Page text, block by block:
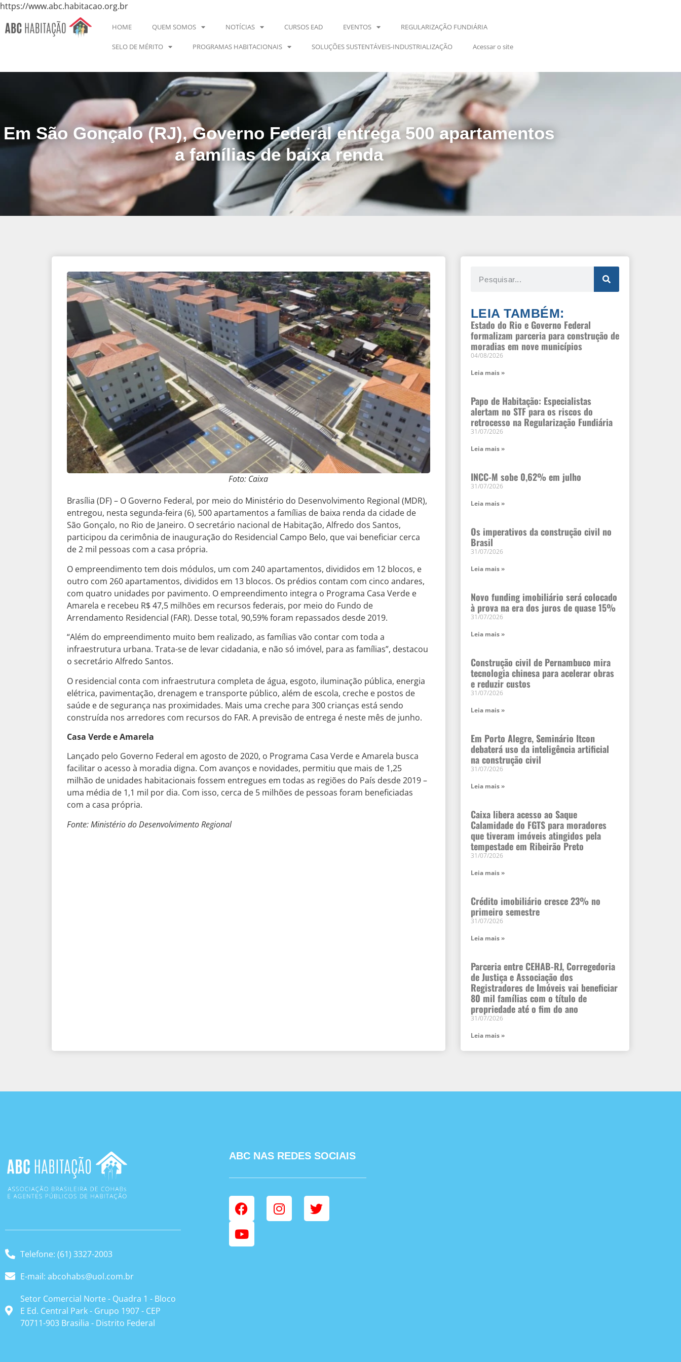
https://www.abc.habitacao.org.br
HOME QUEM SOMOS NOTÍCIAS CURSOS EAD EVENTOS REGULARIZAÇÃO FUNDIÁRIA
SELO DE MÉRITO PROGRAMAS HABITACIONAIS SOLUÇÕES SUSTENTÁVEIS-INDUSTRIALIZAÇÃO Acessar o site
Em São Gonçalo (RJ), Governo Federal entrega 500 apartamentos
a famílias de baixa renda
Foto: Caixa
Brasília (DF) – O Governo Federal, por meio do Ministério do Desenvolvimento Regional (MDR),
entregou, nesta segunda-feira (6), 500 apartamentos a famílias de baixa renda da cidade de
São Gonçalo, no Rio de Janeiro. O secretário nacional de Habitação, Alfredo dos Santos,
participou da cerimônia de inauguração do Residencial Campo Belo, que vai beneficiar cerca
de 2 mil pessoas com a casa própria.
O empreendimento tem dois módulos, um com 240 apartamentos, divididos em 12 blocos, e
outro com 260 apartamentos, divididos em 13 blocos. Os prédios contam com cinco andares,
com quatro unidades por pavimento. O empreendimento integra o Programa Casa Verde e
Amarela e recebeu R$ 47,5 milhões em recursos federais, por meio do Fundo de
Arrendamento Residencial (FAR). Desse total, 90,59% foram repassados desde 2019.
“Além do empreendimento muito bem realizado, as famílias vão contar com toda a
infraestrutura urbana. Trata-se de levar cidadania, e não só imóvel, para as famílias”, destacou
o secretário Alfredo Santos.
O residencial conta com infraestrutura completa de água, esgoto, iluminação pública, energia
elétrica, pavimentação, drenagem e transporte público, além de escola, creche e postos de
saúde e de segurança nas proximidades. Mais uma creche para 300 crianças está sendo
construída nos arredores com recursos do FAR. A previsão de entrega é neste mês de junho.
Casa Verde e Amarela
Lançado pelo Governo Federal em agosto de 2020, o Programa Casa Verde e Amarela busca
facilitar o acesso à moradia digna. Com avanços e novidades, permitiu que mais de 1,25
milhão de unidades habitacionais fossem entregues em todas as regiões do País desde 2019 –
uma média de 1,1 mil por dia. Com isso, cerca de 5 milhões de pessoas foram beneficiadas
com a casa própria.
Fonte: Ministério do Desenvolvimento Regional
LEIA TAMBÉM:
Estado do Rio e Governo Federal
formalizam parceria para construção de
moradias em nove municípios
04/08/2026
Leia mais »
Papo de Habitação: Especialistas
alertam no STF para os riscos do
retrocesso na Regularização Fundiária
31/07/2026
Leia mais »
INCC-M sobe 0,62% em julho
31/07/2026
Leia mais »
Os imperativos da construção civil no
Brasil
31/07/2026
Leia mais »
Novo funding imobiliário será colocado
à prova na era dos juros de quase 15%
31/07/2026
Leia mais »
Construção civil de Pernambuco mira
tecnologia chinesa para acelerar obras
e reduzir custos
31/07/2026
Leia mais »
Em Porto Alegre, Seminário Itcon
debaterá uso da inteligência artificial
na construção civil
31/07/2026
Leia mais »
Caixa libera acesso ao Saque
Calamidade do FGTS para moradores
que tiveram imóveis atingidos pela
tempestade em Ribeirão Preto
31/07/2026
Leia mais »
Crédito imobiliário cresce 23% no
primeiro semestre
31/07/2026
Leia mais »
Parceria entre CEHAB-RJ, Corregedoria
de Justiça e Associação dos
Registradores de Imóveis vai beneficiar
80 mil famílias com o título de
propriedade até o fim do ano
31/07/2026
Leia mais »
Telefone: (61) 3327-2003
E-mail: abcohabs@uol.com.br
Setor Comercial Norte - Quadra 1 - Bloco
E Ed. Central Park - Grupo 1907 - CEP
70711-903 Brasilia - Distrito Federal
ABC NAS REDES SOCIAIS